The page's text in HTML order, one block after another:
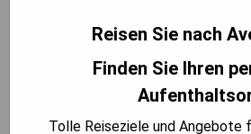
Das Oceanview Comfort Stay
bietet klimatisierte Unterkünfte
Terrasse in Aventura, nur 60
Reisen Sie nach
Finden Sie Ihren
Tolle Reiseziele und Angebote